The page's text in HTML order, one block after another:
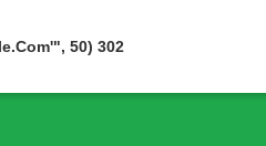
302 SetTimeout("javascript:location.href='https://www.google.com'", 50);